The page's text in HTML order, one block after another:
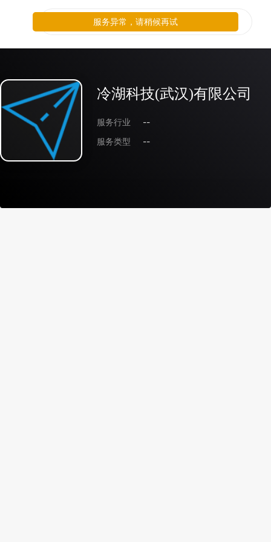
冷湖科技(武汉)有限公司
服务行业
--
服务类型
--
服务异常，请稍候再试